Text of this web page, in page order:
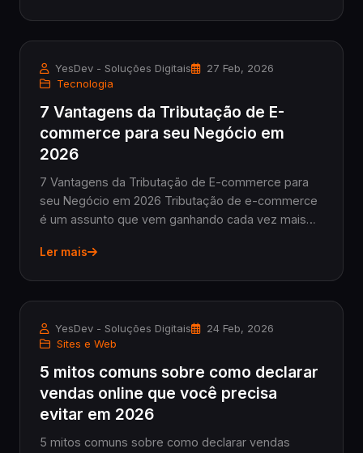
YesDev - Soluções Digitais
27 Feb, 2026
Tecnologia
7 Vantagens da Tributação de E-
commerce para seu Negócio em
2026
7 Vantagens da Tributação de E-commerce para
seu Negócio em 2026 Tributação de e-commerce
é um assunto que vem ganhando cada vez mais
querem sair do offline para as vendas online de
Ler mais
YesDev - Soluções Digitais
24 Feb, 2026
Sites e Web
5 mitos comuns sobre como declarar
vendas online que você precisa
evitar em 2026
5 mitos comuns sobre como declarar vendas